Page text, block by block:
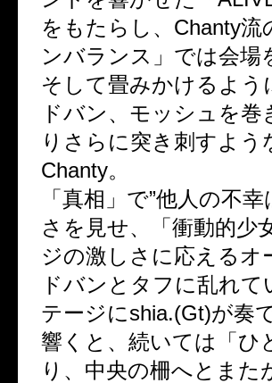
をもたらし、Chanty
ンバランス」では会
そして畳みかけるよう
ドバン、モッシュを
りさらに突き刺すよ
Chanty。
「真相」で”他人の不
さを見せ、「衝動的少
ジの激しさに応える
ドバンとタフに乱れ
テージにshia.(Gt)が奏
響くと、続いては「ひ
り、中央の柵へとま